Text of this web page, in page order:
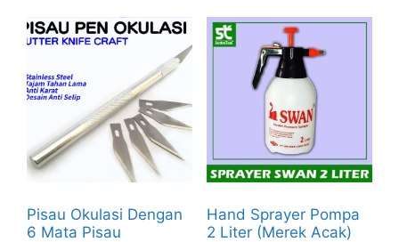
Pisau Okulasi Dengan
6 Mata Pisau
Hand Sprayer Pompa
2 Liter (Merek Acak)